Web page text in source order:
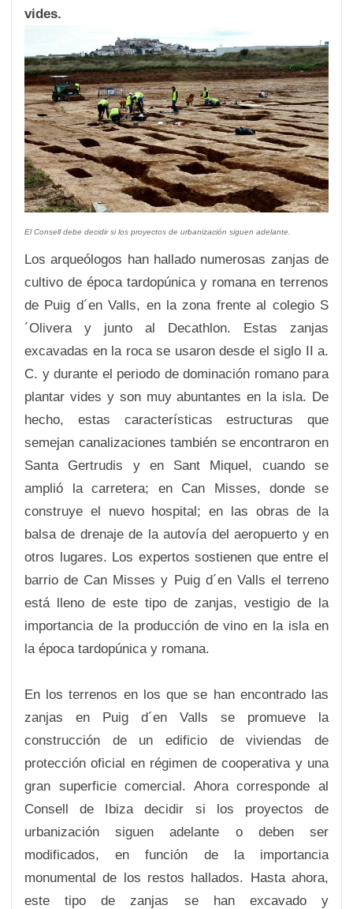
vides.
El Consell debe decidir si los proyectos de urbanización siguen adelante.
Los arqueólogos han hallado numerosas zanjas de
cultivo de época tardopúnica y romana en terrenos
de Puig d´en Valls, en la zona frente al colegio S
´Olivera y junto al Decathlon. Estas zanjas
excavadas en la roca se usaron desde el siglo II a.
C. y durante el periodo de dominación romano para
plantar vides y son muy abuntantes en la isla. De
hecho, estas características estructuras que
semejan canalizaciones también se encontraron en
Santa Gertrudis y en Sant Miquel, cuando se
amplió la carretera; en Can Misses, donde se
construye el nuevo hospital; en las obras de la
balsa de drenaje de la autovía del aeropuerto y en
otros lugares. Los expertos sostienen que entre el
barrio de Can Misses y Puig d´en Valls el terreno
está lleno de este tipo de zanjas, vestigio de la
importancia de la producción de vino en la isla en
la época tardopúnica y romana.
En los terrenos en los que se han encontrado las
zanjas en Puig d´en Valls se promueve la
construcción de un edificio de viviendas de
protección oficial en régimen de cooperativa y una
gran superficie comercial. Ahora corresponde al
Consell de Ibiza decidir si los proyectos de
urbanización siguen adelante o deben ser
modificados, en función de la importancia
monumental de los restos hallados. Hasta ahora,
este tipo de zanjas se han excavado y